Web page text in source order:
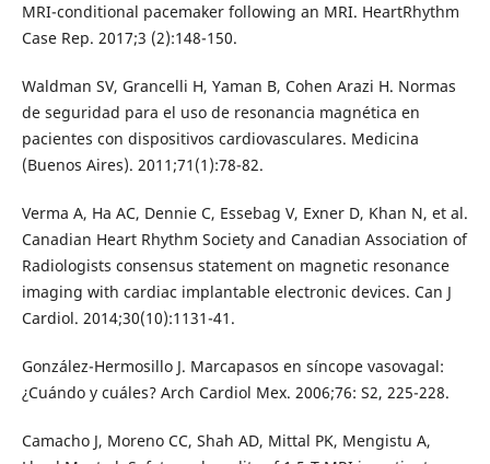
MRI-conditional pacemaker following an MRI. HeartRhythm
Case Rep. 2017;3 (2):148-150.
Waldman SV, Grancelli H, Yaman B, Cohen Arazi H. Normas
de seguridad para el uso de resonancia magnética en
pacientes con dispositivos cardiovasculares. Medicina
(Buenos Aires). 2011;71(1):78-82.
Verma A, Ha AC, Dennie C, Essebag V, Exner D, Khan N, et al.
Canadian Heart Rhythm Society and Canadian Association of
Radiologists consensus statement on magnetic resonance
imaging with cardiac implantable electronic devices. Can J
Cardiol. 2014;30(10):1131-41.
González-Hermosillo J. Marcapasos en síncope vasovagal:
¿Cuándo y cuáles? Arch Cardiol Mex. 2006;76: S2, 225-228.
Camacho J, Moreno CC, Shah AD, Mittal PK, Mengistu A,